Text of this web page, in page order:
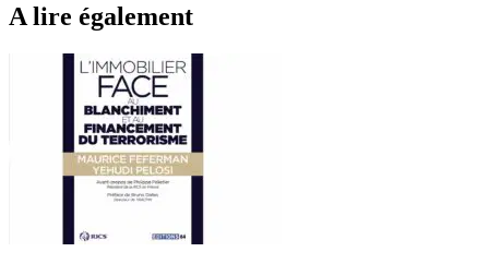
A lire également